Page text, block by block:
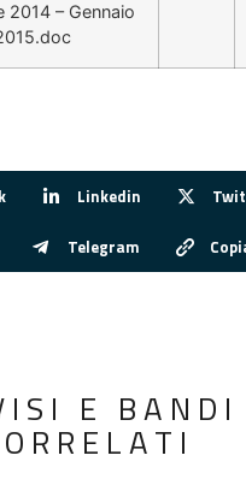
2014 – Gennaio
Linkedin
Telegram
E BANDI